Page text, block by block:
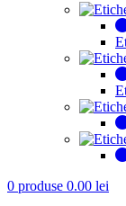
0 produse 0.00 lei